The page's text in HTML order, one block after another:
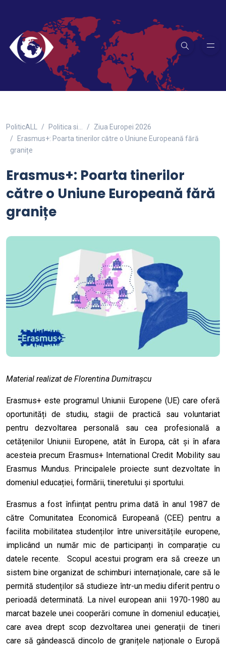
PoliticALL Politica si…
Ziua Europei 2026
Erasmus+: Poarta tinerilor către o Uniune Europeană fără
granițe
Erasmus+: Poarta tinerilor
către o Uniune Europeană fără
granițe
Material realizat de Florentina Dumitrașcu
Erasmus+ este programul Uniunii Europene (UE) care oferă
oportunități de studiu, stagii de practică sau voluntariat
pentru dezvoltarea personală sau cea profesională a
cetățenilor Uniunii Europene, atât în Europa, cât și în afara
acesteia precum Erasmus+ International Credit Mobility sau
Erasmus Mundus. Principalele proiecte sunt dezvoltate în
domeniul educației, formării, tineretului și sportului.
Erasmus a fost înființat pentru prima dată în anul 1987 de
către Comunitatea Economică Europeană (CEE) pentru a
facilita mobilitatea studenților între universitățile europene,
implicând un număr mic de participanți în comparație cu
datele recente. Scopul acestui program era să creeze un
sistem bine organizat de schimburi internaționale, care să le
permită studenților să studieze într-un mediu diferit pentru o
perioadă determinată. La nivel european anii 1970-1980 au
marcat bazele unei cooperări comune în domeniul educației,
care avea drept scop dezvoltarea unei generații de tineri
care să gândească dincolo de granițele naționale o Europă